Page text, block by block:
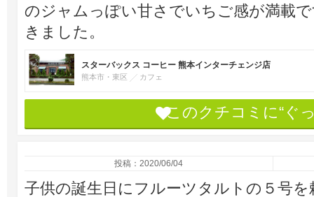
のジャムっぽい甘さでいちご感が満載
きました。
スターバックス コーヒー 熊本インターチェンジ店
熊本市・東区 カフェ
このクチコミに“ぐ
投稿：2020/06/04
子供の誕生日にフルーツタルトの５号